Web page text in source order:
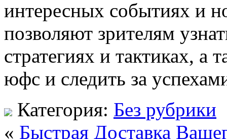
интересных событиях и
позволяют зрителям
стратегиях и тактиках, а
юфс и следить за
Категория: Без рубрики
« Быстрая Доставка